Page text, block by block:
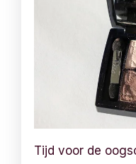
Tijd voor de